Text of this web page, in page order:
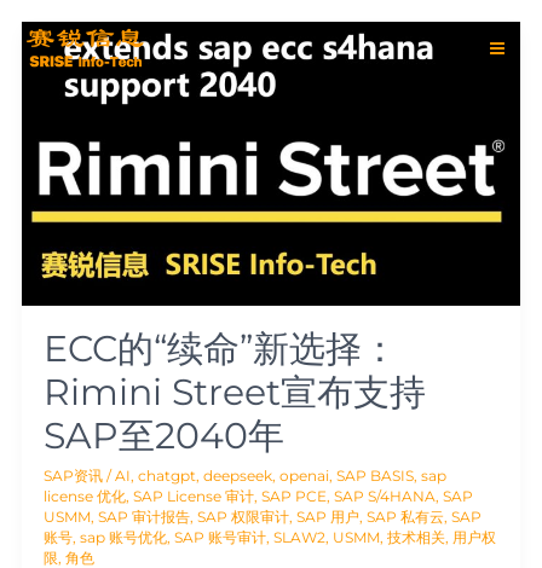
Main
ECC的“续命”新选择：
Rimini Street宣布支持
SAP至2040年
SAP资讯 /AI,chatgpt,deepseek,openai,SAP BASIS,sap
license 优化,SAP License 审计,SAP PCE,SAP S/4HANA,SAP
USMM,SAP 审计报告,SAP 权限审计,SAP 用户,SAP 私有云,SAP
账号,sap 账号优化,SAP 账号审计,SLAW2, USMM,技术相关, 用户权
限,角色
ECC
的
选
择：
Rimini
宣
布
支
至
2040
年
pagination